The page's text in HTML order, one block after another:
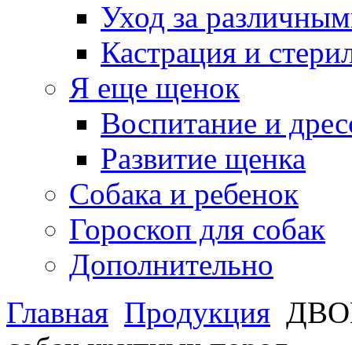
Уход за
Кастрация и
Я еще щенок
Воспитание и
Развитие щенка
Собака и ребенок
Гороскоп для собак
Дополнительно
Главная Продукция